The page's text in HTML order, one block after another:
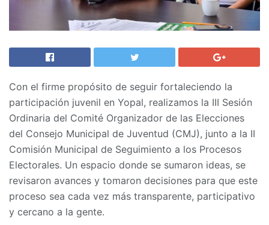
Con el firme propósito de seguir fortaleciendo la
participación juvenil en Yopal, realizamos la III Sesión
Ordinaria del Comité Organizador de las Elecciones
del Consejo Municipal de Juventud (CMJ), junto a la II
Comisión Municipal de Seguimiento a los Procesos
Electorales. Un espacio donde se sumaron ideas, se
revisaron avances y tomaron decisiones para que este
proceso sea cada vez más transparente, participativo
y cercano a la gente.